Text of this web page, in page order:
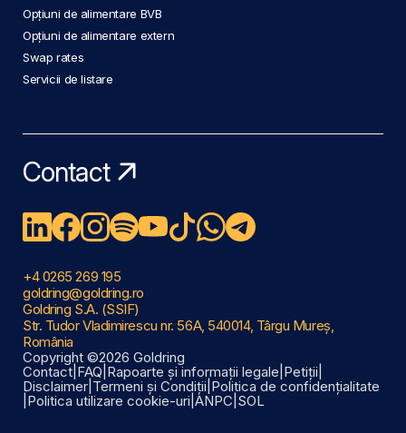
Opțiuni de alimentare BVB
Opțiuni de alimentare extern
Swap rates
Servicii de listare
Contact
+4 0265 269 195
goldring@goldring.ro
Goldring S.A. (SSIF)
Str. Tudor Vladimirescu nr. 56A, 540014, Târgu Mureș,
România
Copyright ©2026 Goldring
Contact FAQ Rapoarte și informații legale Petiții
Disclaimer Termeni și Condiții Politica de confidențialitate
Politica utilizare cookie-uri ANPC SOL